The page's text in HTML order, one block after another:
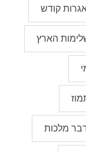
קודש
הארץ
מלכות